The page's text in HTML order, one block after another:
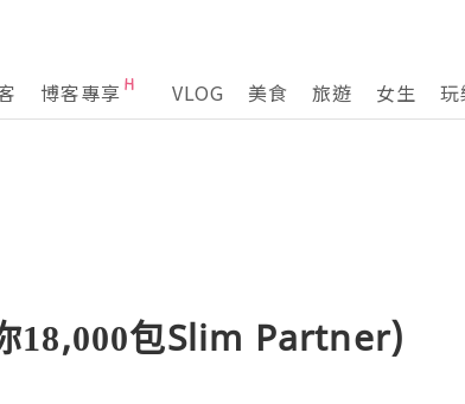
博客專享 VLOG 美食 旅遊 女生 玩
18,000包Slim Partner)